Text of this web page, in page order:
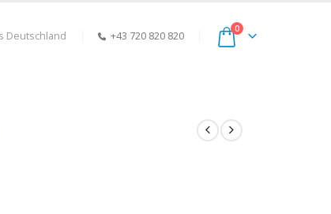
Deutschland +43 720 820 820
0